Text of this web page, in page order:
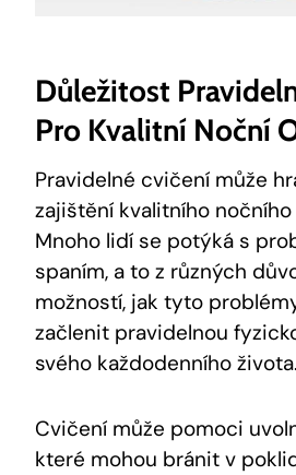
Důležitost
Pro Kvalitní Noční
Pravidelné cvičení může
zajištění kvalitního
Mnoho lidí se potýká s
spaním, a to z různých
možností, jak tyto
začlenit pravidelnou
svého každodenního života.
Cvičení může pomoci
které mohou bránit v